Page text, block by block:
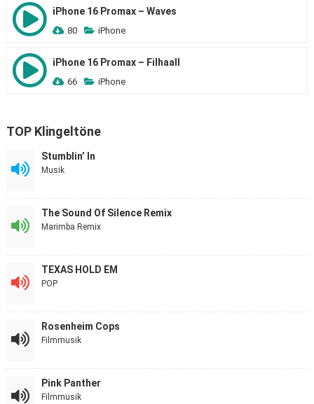
iPhone 16 Promax – Waves
80 iPhone
iPhone 16 Promax – Filhaall
66 iPhone
TOP Klingeltöne
Stumblin’ In
Musik
The Sound Of Silence Remix
Marimba Remix
TEXAS HOLD EM
POP
Rosenheim Cops
Filmmusik
Pink Panther
Filmmusik